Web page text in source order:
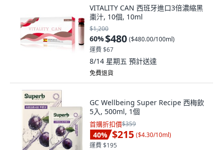
VITALITY CAN 西班牙進口3倍濃縮黑
棗汁, 10個, 10ml
$1,200
60%$480 ($480.00/100ml)
運費 $67
8/14 星期五 預計送達
免費退貨
GC Wellbeing Super Recipe 西梅飲
5入, 500ml, 1個
首購折扣價$359
40% $215 ($4.30/10ml)
運費 $195